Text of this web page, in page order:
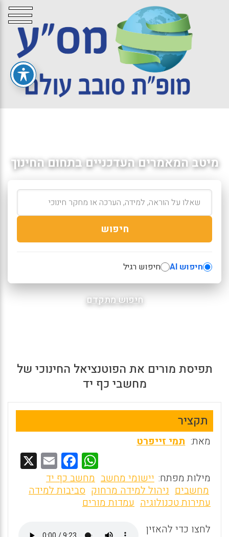
מיטב המאמרים העדכניים בתחום החינוך
חיפוש
חיפוש AI חיפוש רגיל
חיפוש מתקדם
תפיסת מורים את הפוטנציאל החינוכי של
מחשבי כף יד
תקציר
מאת: תמי זייפרט
W
h
at
A
F
a
ce
o
E
m
ai
מילות מפתח: יישומי מחשב מחשב כף יד
מחשבים ניהול למידה מרחוק סביבות למידה
עתירות טכנולוגיה עמדות מורים
לחצו כדי להאזין